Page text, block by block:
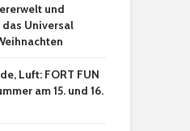
und
Universal
Luft: FORT FUN
am 15. und 16.